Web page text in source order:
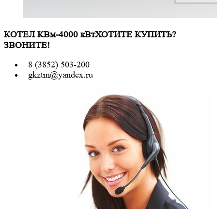
КОТЕЛ КВм-4000 кВтХОТИТЕ КУПИТЬ?
ЗВОНИТЕ!
8 (3852) 503-200
gkztm@yandex.ru